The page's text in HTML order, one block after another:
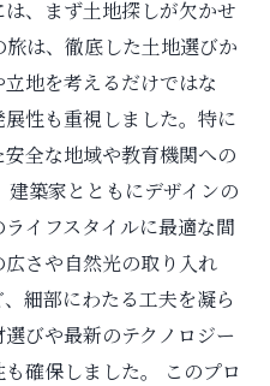
、まず土地探しが欠かせ
は、徹底した土地選びか
地を考えるだけではな
性も重視しました。特に
全な地域や教育機関への
建築家とともにデザインの
イフスタイルに最適な間
さや自然光の取り入れ
細部にわたる工夫を凝ら
びや最新のテクノロジー
確保しました。 このプロ